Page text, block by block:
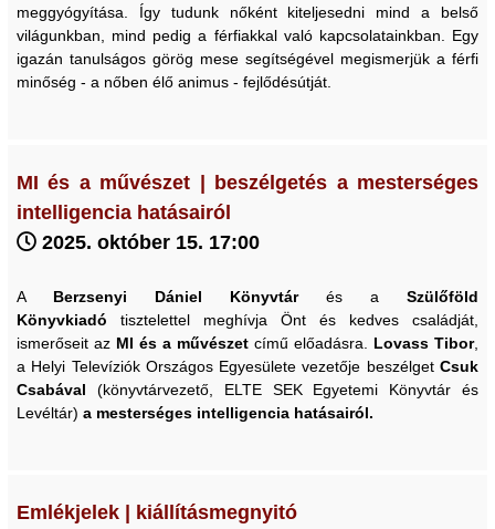
meggyógyítása. Így tudunk nőként kiteljesedni mind a belső
világunkban, mind pedig a férfiakkal való kapcsolatainkban. Egy
igazán tanulságos görög mese segítségével megismerjük a férfi
minőség - a nőben élő animus - fejlődésútját.
MI és a művészet | beszélgetés a mesterséges
intelligencia hatásairól
2025. október 15. 17:00
A Berzsenyi Dániel Könyvtár és a Szülőföld
Könyvkiadó tisztelettel meghívja Önt és kedves családját,
ismerőseit az MI és a művészet című előadásra. Lovass Tibor,
a Helyi Televíziók Országos Egyesülete vezetője beszélget Csuk
Csabával (könyvtárvezető, ELTE SEK Egyetemi Könyvtár és
Levéltár) a mesterséges intelligencia hatásairól.
Emlékjelek | kiállításmegnyitó